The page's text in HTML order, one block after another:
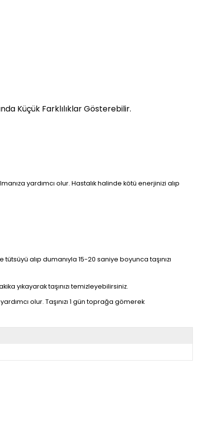
Küçük Farklılıklar Gösterebilir.
yardımcı olur. Hastalık halinde kötü enerjinizi alıp
alıp dumanıyla 15-20 saniye boyunca taşınızı
yıkayarak taşınızı temizleyebilirsiniz.
olur. Taşınızı 1 gün toprağa gömerek